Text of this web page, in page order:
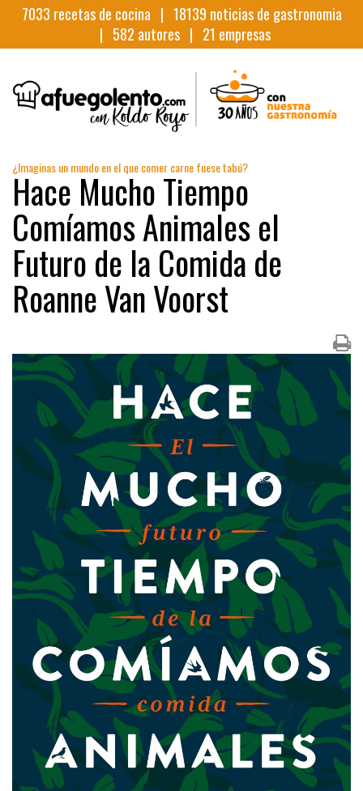
7033 recetas de cocina | 18139 noticias de gastronomia
| 582 autores | 21 empresas
¿Imaginas un mundo en el que comer carne fuese tabú?
Hace Mucho Tiempo
Comíamos Animales el
Futuro de la Comida de
Roanne Van Voorst